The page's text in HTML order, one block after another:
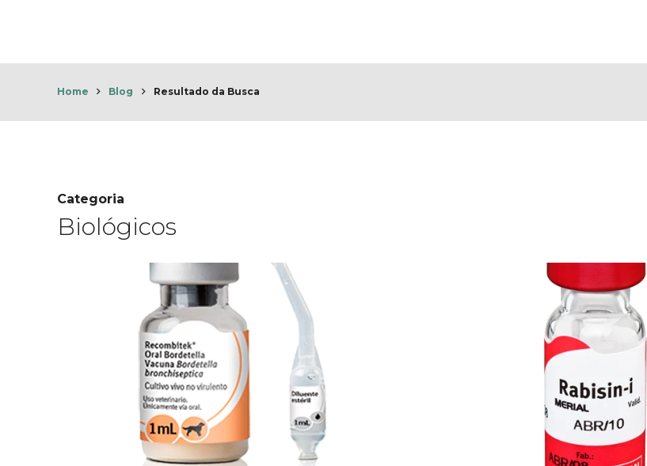
Home Blog Resultado da Busca
Categoria
Biológicos